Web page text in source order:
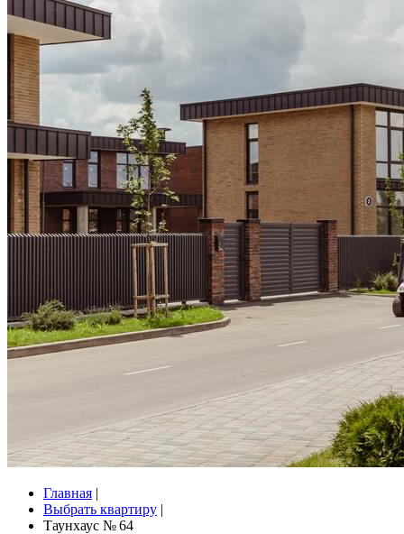
Главная |
Выбрать квартиру |
Таунхаус № 64